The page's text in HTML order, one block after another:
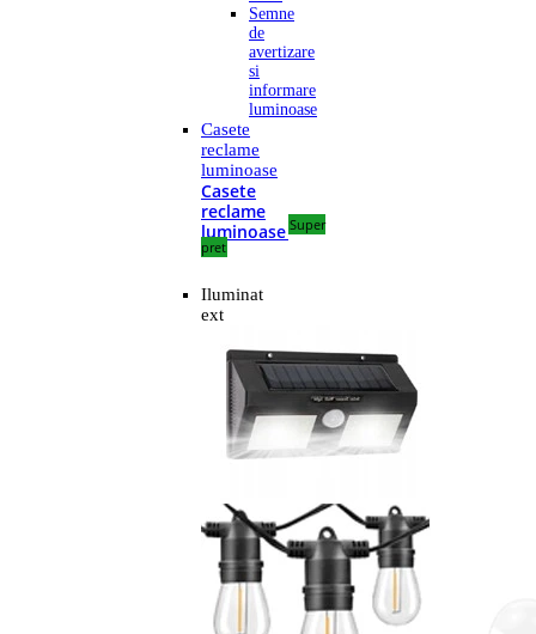
Semne
de
avertizare
si
informare
luminoase
Casete
reclame
luminoase
Casete
reclame
luminoase Super
pret
Iluminat
ext